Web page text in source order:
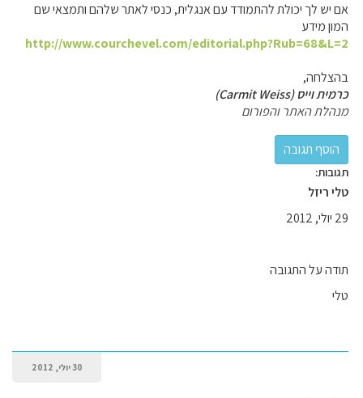
אם יש לך יכולת להתמודד עם אנגלית, כנסי לאתר שלהם ותמצאי שם
המון מידע
http://www.courchevel.com/editorial.php?Rub=68&L=2
בהצלחה,
כרמית וייס (Carmit Weiss)
מנהלת האתר והפורום
תגובות:
טלי ריזל
29 יולי, 2012
תודה על התגובה
טלי
30 יולי, 2012